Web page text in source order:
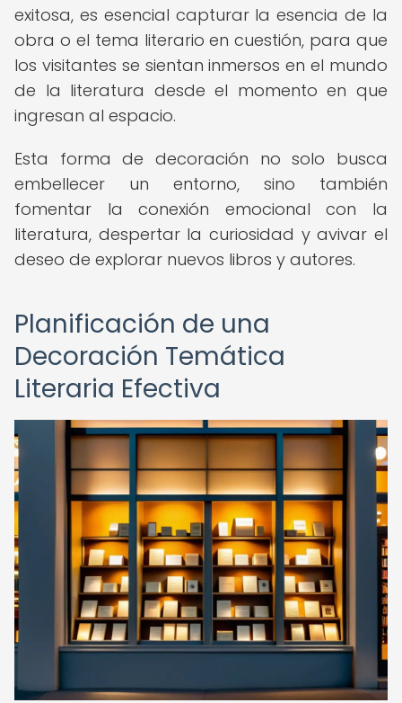
exitosa, es esencial capturar la esencia de la
obra o el tema literario en cuestión, para que
los visitantes se sientan inmersos en el mundo
de la literatura desde el momento en que
ingresan al espacio.
Esta forma de decoración no solo busca
embellecer un entorno, sino también
fomentar la conexión emocional con la
literatura, despertar la curiosidad y avivar el
deseo de explorar nuevos libros y autores.
Planificación de una
Decoración Temática
Literaria Efectiva